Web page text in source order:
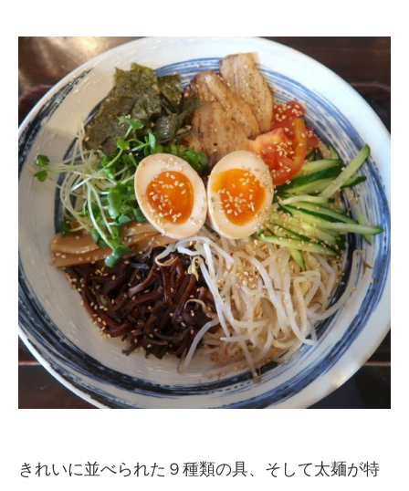
きれいに並べられた９種類の具、そして太麺が特